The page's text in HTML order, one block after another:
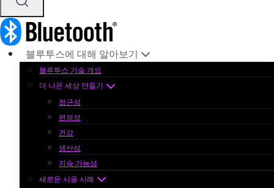
블루투스에 대해 알아보기
블루투스 기술 개요
더 나은 세상 만들기
접근성
편의성
건강
생산성
지속 가능성
새로운 사용 사례